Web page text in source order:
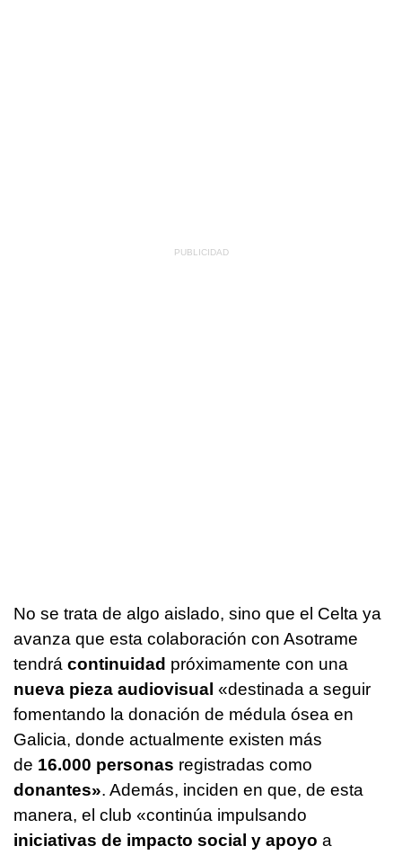
No se trata de algo aislado, sino que el Celta ya
avanza que esta colaboración con Asotrame
tendrá continuidad próximamente con una
nueva pieza audiovisual «destinada a seguir
fomentando la donación de médula ósea en
Galicia, donde actualmente existen más
de 16.000 personas registradas como
donantes». Además, inciden en que, de esta
manera, el club «continúa impulsando
iniciativas de impacto social y apoyo a